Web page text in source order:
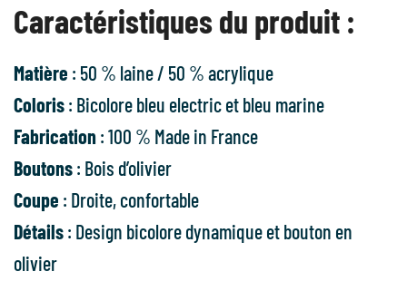
Caractéristiques du produit :
Matière : 50 % laine / 50 % acrylique
Coloris: Bicolore bleu electric et bleu marine
Fabrication: 100 % Made in France
Boutons: Bois d’olivier
Coupe : Droite, confortable
Détails: Design bicolore dynamique et bouton en
olivier